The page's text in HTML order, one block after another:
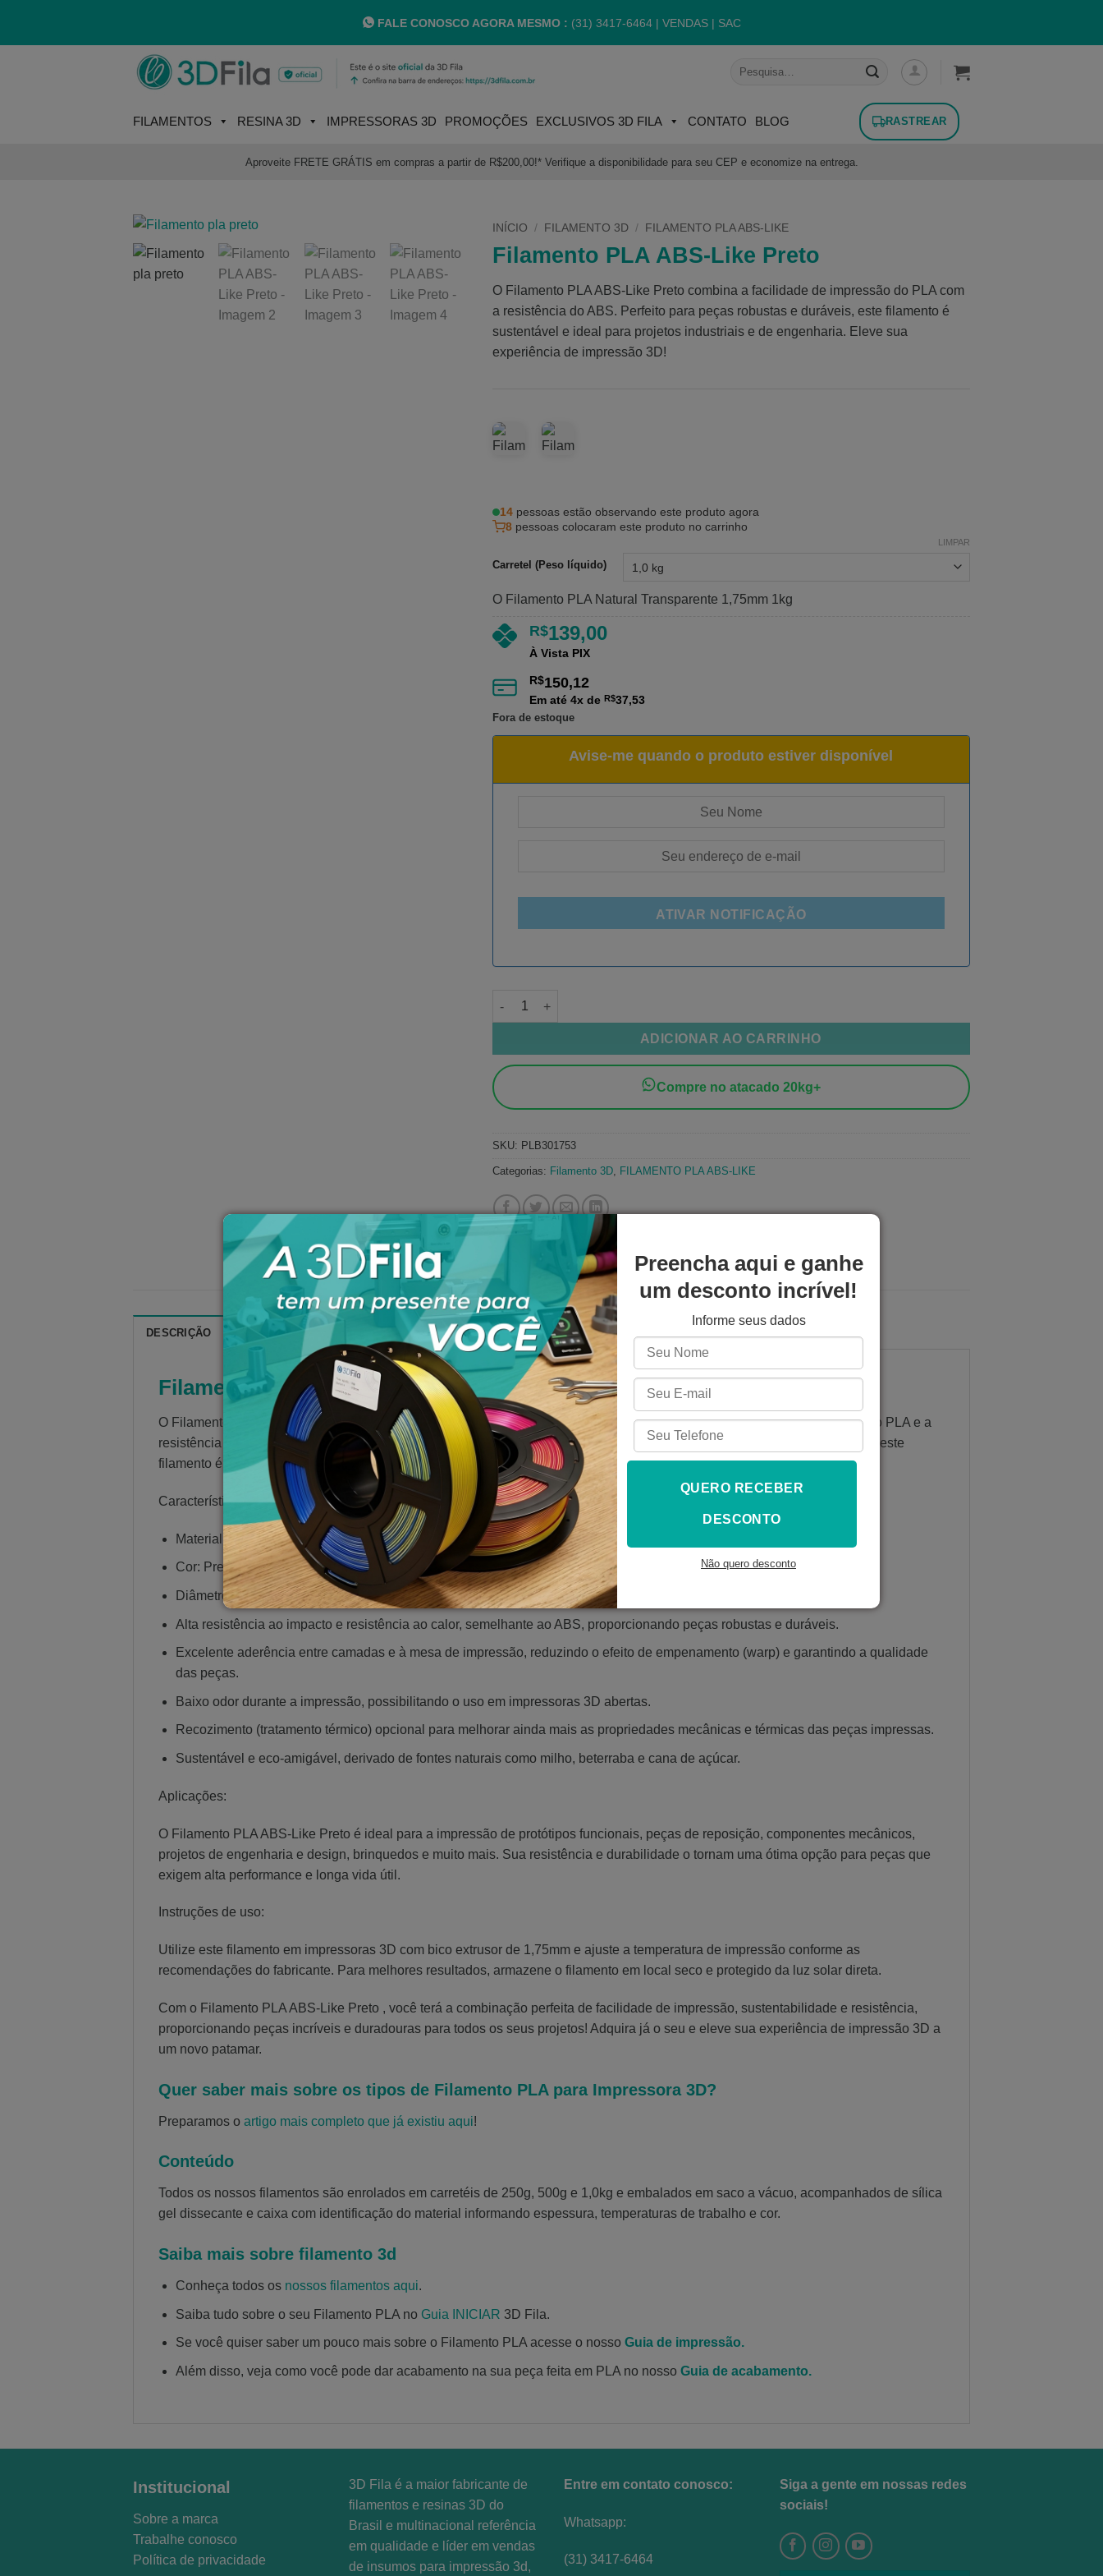
FALE CONOSCO AGORA MESMO : (31) 3417-6464 | VENDAS | SAC
Pesquisar
FILAMENTOS RESINA 3D IMPRESSORAS 3D PROMOÇÕES EXCLUSIVOS 3D FILA CONTATO BLOG RASTREAR
Aproveite FRETE GRÁTIS em compras a partir de R$200,00!* Verifique a disponibilidade para seu CEP e economize na entrega.
INÍCIO / FILAMENTO 3D / FILAMENTO PLA ABS-LIKE
Filamento PLA ABS-Like Preto
O Filamento PLA ABS-Like Preto combina a facilidade de impressão do PLA com
a resistência do ABS. Perfeito para peças robustas e duráveis, este filamento é
sustentável e ideal para projetos industriais e de engenharia. Eleve sua
experiência de impressão 3D!
14pessoas estão observando este produto agora
8pessoas colocaram este produto no carrinho
Carretel (Peso líquido)
LIMPAR
O Filamento PLA Natural Transparente 1,75mm 1kg
R$139,00
À Vista PIX
R$150,12
Em até 4x de R$37,53
Fora de estoque
Avise-me quando o produto estiver disponível
ATIVAR NOTIFICAÇÃO
Filamento PLA ABS-Like Preto quantidade
ADICIONAR AO CARRINHO
Compre no atacado 20kg+
SKU: PLB301753
Categorias: Filamento 3D, FILAMENTO PLA ABS-LIKE
DESCRIÇÃO ESPECIFICAÇÕES TÉCNICAS AVALIAÇÕES (0) PERGUNTAS E RESPOSTAS
Filamento PLA ABS-Like Preto
O Filamento PLA ABS-Like Preto é um inovador material de impressão 3D desenvolvido para oferecer a facilidade de uso do PLA e a
resistência e durabilidade do ABS. Ideal para profissionais e entusiastas que buscam peças de alta qualidade e resistência, este
filamento é perfeito para aplicações industriais e projetos complexos.
Características:
Material: Filamento PLA ABS-Like, combinando a facilidade de impressão do PLA com a resistência mecânica do ABS.
Cor: Preto, permitindo uma ampla variedade de aplicações e personalizações.
Diâmetro do filamento: 1,75mm, compatível com a maioria das impressoras 3D do mercado.
Alta resistência ao impacto e resistência ao calor, semelhante ao ABS, proporcionando peças robustas e duráveis.
Excelente aderência entre camadas e à mesa de impressão, reduzindo o efeito de empenamento (warp) e garantindo a qualidade
das peças.
Baixo odor durante a impressão, possibilitando o uso em impressoras 3D abertas.
Recozimento (tratamento térmico) opcional para melhorar ainda mais as propriedades mecânicas e térmicas das peças impressas.
Sustentável e eco-amigável, derivado de fontes naturais como milho, beterraba e cana de açúcar.
Aplicações:
O Filamento PLA ABS-Like Preto é ideal para a impressão de protótipos funcionais, peças de reposição, componentes mecânicos,
projetos de engenharia e design, brinquedos e muito mais. Sua resistência e durabilidade o tornam uma ótima opção para peças que
exigem alta performance e longa vida útil.
Instruções de uso:
Utilize este filamento em impressoras 3D com bico extrusor de 1,75mm e ajuste a temperatura de impressão conforme as
recomendações do fabricante. Para melhores resultados, armazene o filamento em local seco e protegido da luz solar direta.
Com o Filamento PLA ABS-Like Preto , você terá a combinação perfeita de facilidade de impressão, sustentabilidade e resistência,
proporcionando peças incríveis e duradouras para todos os seus projetos! Adquira já o seu e eleve sua experiência de impressão 3D a
um novo patamar.
Quer saber mais sobre os tipos de Filamento PLA para Impressora 3D?
Preparamos o artigo mais completo que já existiu aqui!
Conteúdo
Todos os nossos filamentos são enrolados em carretéis de 250g, 500g e 1,0kg e embalados em saco a vácuo, acompanhados de sílica
gel dissecante e caixa com identificação do material informando espessura, temperaturas de trabalho e cor.
Saiba mais sobre filamento 3d
Conheça todos os nossos filamentos aqui.
Saiba tudo sobre o seu Filamento PLA no Guia INICIAR 3D Fila.
Se você quiser saber um pouco mais sobre o Filamento PLA acesse o nosso Guia de impressão.
Além disso, veja como você pode dar acabamento na sua peça feita em PLA no nosso Guia de acabamento.
Institucional
Sobre a marca
Trabalhe conosco
Política de privacidade
3D Fila é a maior fabricante de
filamentos e resinas 3D do
Brasil e multinacional referência
em qualidade e líder em vendas
de insumos para impressão 3d,
Entre em contato conosco:
Whatsapp:
(31) 3417-6464
Siga a gente em nossas redes
sociais!
Preencha aqui e ganhe
um desconto incrível!
Informe seus dados
QUERO RECEBER
DESCONTO
Não quero desconto